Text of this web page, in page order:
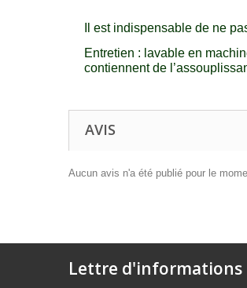
Il est indispensable de ne
Entretien : lavable en
contiennent de
AVIS
Aucun avis n'a été publié pour le
Lettre d'informations